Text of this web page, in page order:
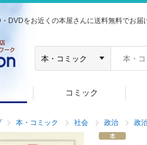
DVDをお近くの本屋さんに送料無料でお届
コミック
本・コミック 社会 政治 政